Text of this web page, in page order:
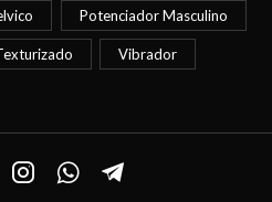
Potenciador Masculino
Vibrador
Instagram
WhatsappTelegram